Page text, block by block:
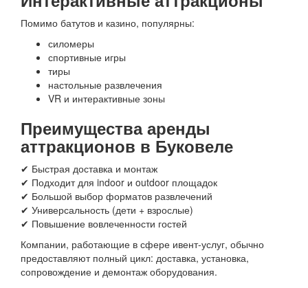
Помимо батутов и казино, популярны:
силомеры
спортивные игры
тиры
настольные развлечения
VR и интерактивные зоны
Преимущества аренды
аттракционов в Буковеле
✔ Быстрая доставка и монтаж
✔ Подходит для indoor и outdoor площадок
✔ Большой выбор форматов развлечений
✔ Универсальность (дети + взрослые)
✔ Повышение вовлеченности гостей
Компании, работающие в сфере ивент-услуг, обычно
предоставляют полный цикл: доставка, установка,
сопровождение и демонтаж оборудования.